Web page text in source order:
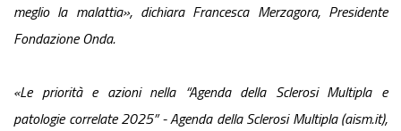
meglio la malattia», dichiara Francesca Merzagora, Presidente
Fondazione Onda.
«Le priorità e azioni nella “Agenda della Sclerosi Multipla e
patologie correlate 2025” - Agenda della Sclerosi Multipla (aism.it),